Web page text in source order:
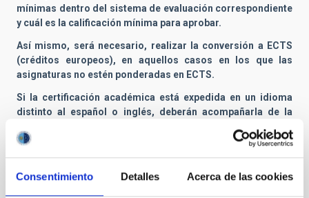
Consentimiento Detalles Acerca de las cookies
mínimas dentro del sistema de evaluación correspondiente
y cuál es la calificación mínima para aprobar.
Así mismo, será necesario, realizar la conversión a ECTS
(créditos europeos), en aquellos casos en los que las
asignaturas no estén ponderadas en ECTS.
Si la certificación académica está expedida en un idioma
distinto al español o inglés, deberán acompañarla de la
En caso de titulaciones expedidas fuera del Espacio
equivalencia de dicho título podrá acreditarse mediante el